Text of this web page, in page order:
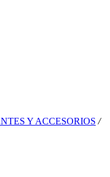
Y ACCESORIOS /